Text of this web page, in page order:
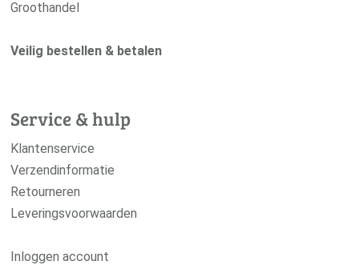
Groothandel
Veilig bestellen & betalen
Service & hulp
Klantenservice
Verzendinformatie
Retourneren
Leveringsvoorwaarden
Inloggen account